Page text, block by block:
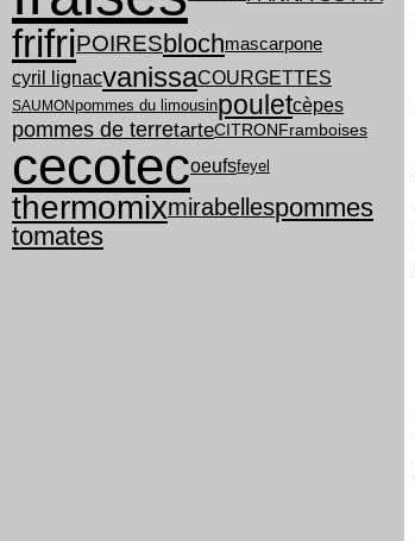
frifriPOIRESblochmascarpone
cyril lignacvanissaCOURGETTES
SAUMONpommes du limousinpouletcèpes
pommes de terretarteCITRONFramboises
cecotecoeufsfeyel
thermomixmirabellespommes
tomates